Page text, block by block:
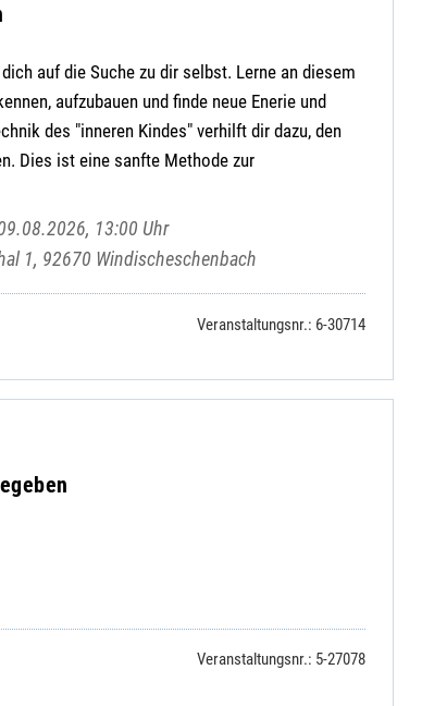
auf die Suche zu dir selbst. Lerne an diesem
aufzubauen und finde neue Enerie und
des "inneren Kindes" verhilft dir dazu, den
Dies ist eine sanfte Methode zur
13:00 Uhr
1, 92670 Windischeschenbach
Veranstaltungsnr.: 6-30714
Veranstaltungsnr.: 5-27078